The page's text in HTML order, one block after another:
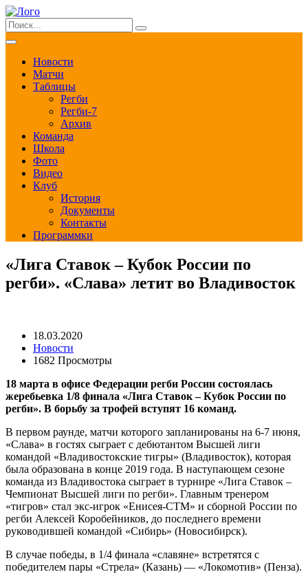
Новости
Матчи
Таблицы
Регби
Регби-7
Архив
Команда
Школа
Фото
Видео
Клуб
История
Документы
Контакты
Программки
«Лига Ставок – Кубок России по
регби». «Слава» летит во Владивосток
18.03.2020
Новости
1682 Просмотры
18 марта в офисе Федерации регби России состоялась
жеребьевка 1/8 финала «Лига Ставок – Кубок России по
регби». В борьбу за трофей вступят 16 команд.
В первом раунде, матчи которого запланированы на 6-7 июня,
«Слава» в гостях сыграет с дебютантом Высшей лиги
командой «Владивостокские тигры» (Владивосток), которая
была образована в конце 2019 года. В наступающем сезоне
команда из Владивостока сыграет в турнире «Лига Ставок –
Чемпионат Высшей лиги по регби». Главным тренером
«тигров» стал экс-игрок «Енисея-СТМ» и сборной России по
регби Алексей Коробейников, до последнего времени
руководившей командой «Сибирь» (Новосибирск).
В случае победы, в 1/4 финала «славяне» встретятся с
победителем пары «Стрела» (Казань) — «Локомотив» (Пенза).